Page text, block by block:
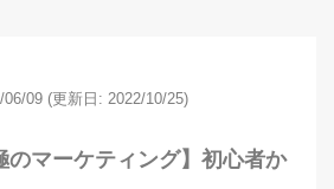
06/09 (更新日: 2022/10/25)
のマーケティング】初心者か